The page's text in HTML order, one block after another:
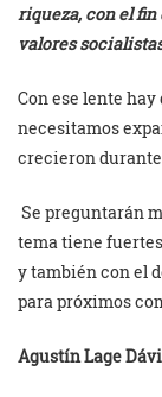
riqueza, con el
valores
Con ese lente
necesitamos
crecieron
Se preguntarán
tema tiene
y también con el
para próximos
Agustín Lage